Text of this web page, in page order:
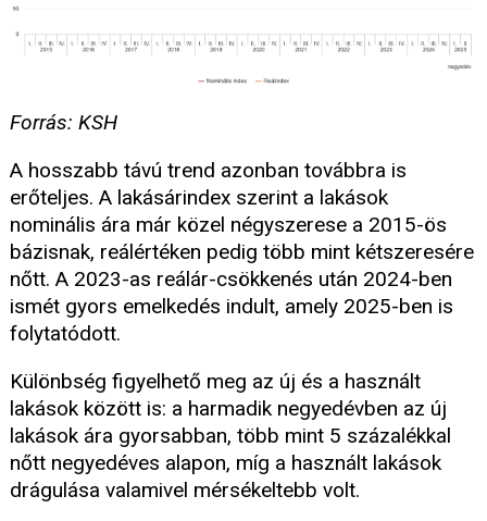
Forrás: KSH
A hosszabb távú trend azonban továbbra is
erőteljes. A lakásárindex szerint a lakások
nominális ára már közel négyszerese a 2015-ös
bázisnak, reálértéken pedig több mint kétszeresére
nőtt. A 2023-as reálár-csökkenés után 2024-ben
ismét gyors emelkedés indult, amely 2025-ben is
folytatódott.
Különbség figyelhető meg az új és a használt
lakások között is: a harmadik negyedévben az új
lakások ára gyorsabban, több mint 5 százalékkal
nőtt negyedéves alapon, míg a használt lakások
drágulása valamivel mérsékeltebb volt.